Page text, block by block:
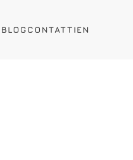
BLOG CONTATTIEN